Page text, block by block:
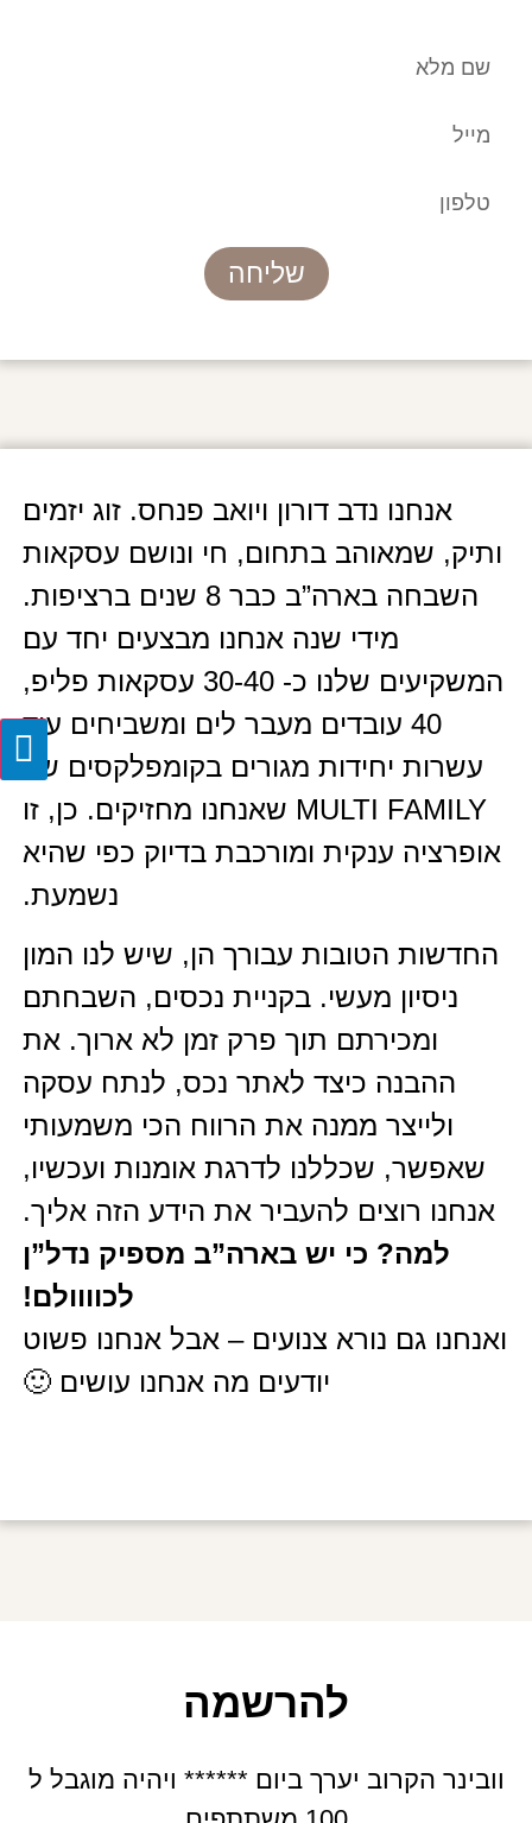
שליחה
אנחנו נדב דורון ויואב פנחס. זוג יזמים
ותיק, שמאוהב בתחום, חי ונושם עסקאות
השבחה בארה”ב כבר 8 שנים ברציפות.
מידי שנה אנחנו מבצעים יחד עם
המשקיעים שלנו כ- 30-40 עסקאות פליפ,
40 עובדים מעבר לים ומשביחים עוד
עשרות יחידות מגורים בקומפלקסים של
MULTI FAMILY שאנחנו מחזיקים. כן, זו
אופרציה ענקית ומורכבת בדיוק כפי שהיא
נשמעת.
החדשות הטובות עבורך הן, שיש לנו המון
ניסיון מעשי. בקניית נכסים, השבחתם
ומכירתם תוך פרק זמן לא ארוך. את
ההבנה כיצד לאתר נכס, לנתח עסקה
ולייצר ממנה את הרווח הכי משמעותי
שאפשר, שכללנו לדרגת אומנות ועכשיו,
אנחנו רוצים להעביר את הידע הזה אליך.
למה? כי יש בארה”ב מספיק נדל”ן
לכוווולם!
ואנחנו גם נורא צנועים – אבל אנחנו פשוט
יודעים מה אנחנו עושים 🙂
להרשמה
וובינר הקרוב יערך ביום ****** ויהיה מוגבל ל